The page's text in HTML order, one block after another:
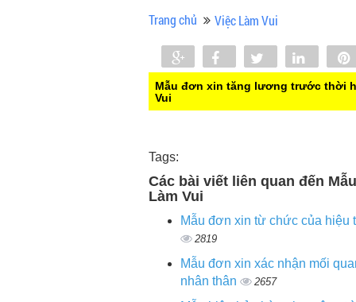
Trang chủ Việc Làm Vui
Share Share Tweet Share
0
Mẫu đơn xin tăng lương trước thời
Vui
Tags:
Các bài viết liên quan đến
Làm Vui
Mẫu đơn xin từ chức của hiệu
2819
Mẫu đơn xin xác nhận mối
nhân thân
2657